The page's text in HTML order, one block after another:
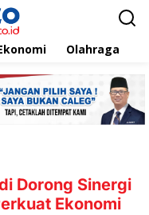
Olahraga
Dorong Sinergi
Ekonomi